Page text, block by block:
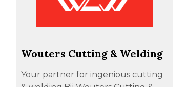
Wouters Cutting & Welding
Your partner for ingenious cutting